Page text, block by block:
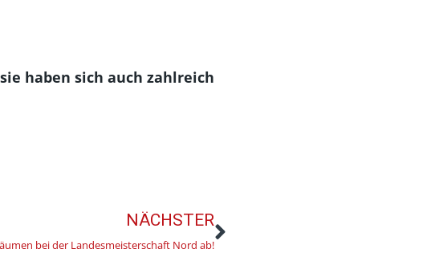
sie haben sich auch zahlreich
NÄCHSTER
bei der Landesmeisterschaft Nord ab!